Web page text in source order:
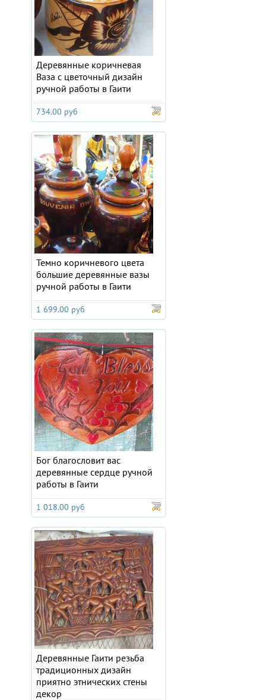
Деревянные коричневая
Ваза с цветочный дизайн
ручной работы в Гаити
734.00 руб
Темно коричневого цвета
большие деревянные вазы
ручной работы в Гаити
1 699.00 руб
Бог благословит вас
деревянные сердце ручной
работы в Гаити
1 018.00 руб
Деревянные Гаити резьба
традиционных дизайн
приятно этнических стены
декор